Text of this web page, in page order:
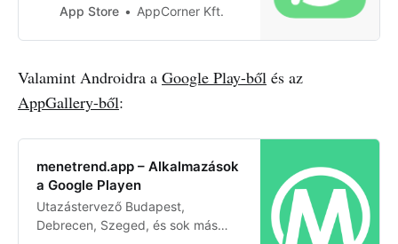
Balassagyarmat, Balatonfüred,
Bátaszék, Bátonyterenye, Békés,
Bonyhád, Budapest, Csongrád,
Csurgó, Debrecen, Dunaújváros,
App Store AppCorner Kft.
Valamint Androidra a Google Play-ből és az
AppGallery-ből:
menetrend.app – Alkalmazások
a Google Playen
Utazástervező Budapest,
Debrecen, Szeged, és sok más